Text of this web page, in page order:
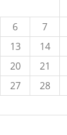
6 7
13 14
20 21
27 28